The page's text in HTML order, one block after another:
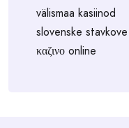
välismaa kasiinod
slovenske
καζινο online